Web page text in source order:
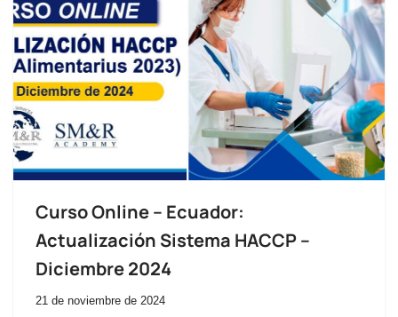
Curso Online – Ecuador:
Actualización Sistema HACCP –
Diciembre 2024
21 de noviembre de 2024